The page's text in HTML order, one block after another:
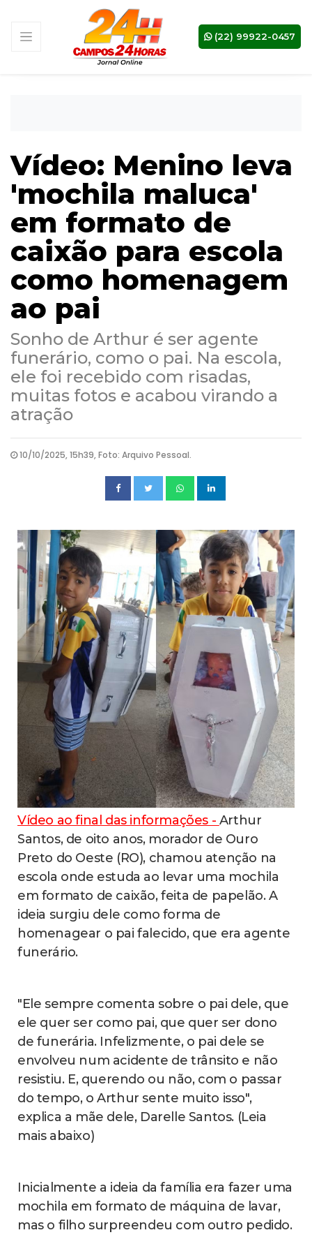
(22) 99922-0457
Vídeo: Menino leva
'mochila maluca'
em formato de
caixão para escola
como homenagem
ao pai
Sonho de Arthur é ser agente
funerário, como o pai. Na escola,
ele foi recebido com risadas,
muitas fotos e acabou virando a
atração
10/10/2025, 15h39, Foto: Arquivo Pessoal.
Vídeo ao final das informações - Arthur
Santos, de oito anos, morador de Ouro
Preto do Oeste (RO), chamou atenção na
escola onde estuda ao levar uma mochila
em formato de caixão, feita de papelão. A
ideia surgiu dele como forma de
homenagear o pai falecido, que era agente
funerário.
"Ele sempre comenta sobre o pai dele, que
ele quer ser como pai, que quer ser dono
de funerária. Infelizmente, o pai dele se
envolveu num acidente de trânsito e não
resistiu. E, querendo ou não, com o passar
do tempo, o Arthur sente muito isso",
explica a mãe dele, Darelle Santos. (Leia
mais abaixo)
Inicialmente a ideia da família era fazer uma
mochila em formato de máquina de lavar,
mas o filho surpreendeu com outro pedido.